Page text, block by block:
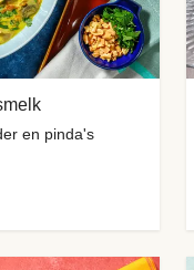
en pinda's